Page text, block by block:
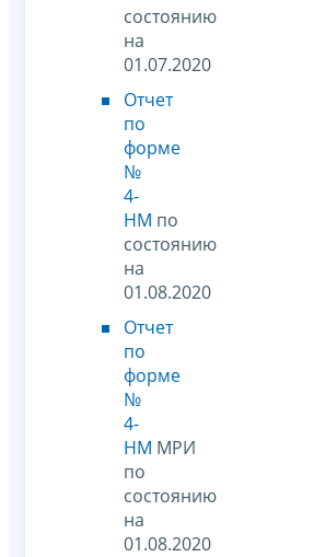
состоянию
на
01.07.2020
Отчет
по
форме
№
4-
НМ по
состоянию
на
01.08.2020
Отчет
по
форме
№
4-
НМ МРИ
по
состоянию
на
01.08.2020